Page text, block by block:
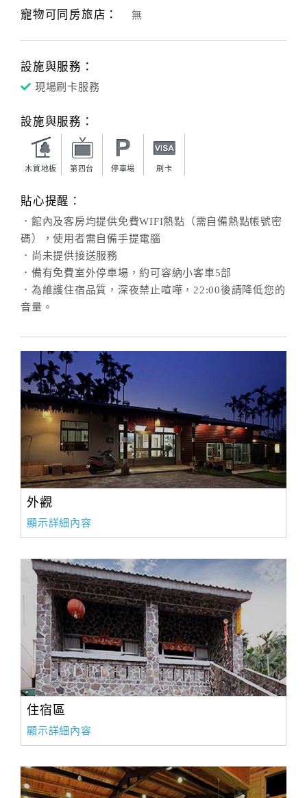
旅
房
請
據
合
店
廠
商
作
旅
伴
計
劃
寵物可同房旅店： 無
設施與服務：
現場刷卡服務
設施與服務：
木質地板 第四台 停車場 刷卡
貼心提醒：
．館內及客房均提供免費WIFI熱點（需自備熱點帳號密
碼），使用者需自備手提電腦
．尚未提供接送服務
．備有免費室外停車場，約可容納小客車5部
．為維護住宿品質，深夜禁止喧嘩，22:00後請降低您的
音量。
外觀
顯示詳細內容
住宿區
顯示詳細內容